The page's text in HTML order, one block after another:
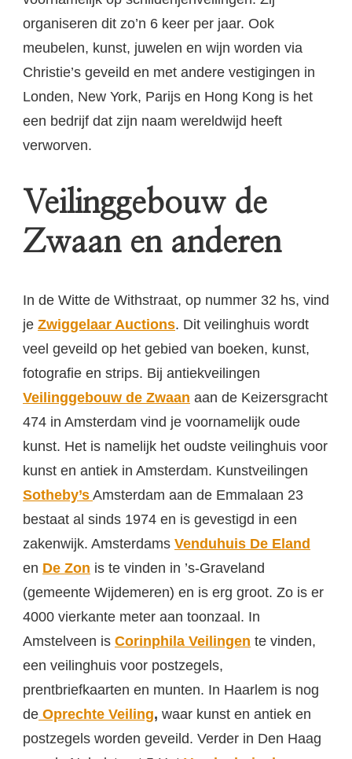
organiseren dit zo’n 6 keer per jaar. Ook
meubelen, kunst, juwelen en wijn worden via
Christie’s geveild en met andere vestigingen in
Londen, New York, Parijs en Hong Kong is het
een bedrijf dat zijn naam wereldwijd heeft
verworven.
Veilinggebouw de
Zwaan en anderen
In de Witte de Withstraat, op nummer 32 hs, vind
je Zwiggelaar Auctions. Dit veilinghuis wordt
veel geveild op het gebied van boeken, kunst,
fotografie en strips. Bij antiekveilingen
Veilinggebouw de Zwaan aan de Keizersgracht
474 in Amsterdam vind je voornamelijk oude
kunst. Het is namelijk het oudste veilinghuis voor
kunst en antiek in Amsterdam. Kunstveilingen
Sotheby’s Amsterdam aan de Emmalaan 23
bestaat al sinds 1974 en is gevestigd in een
zakenwijk. Amsterdams Venduhuis De Eland
en De Zon is te vinden in ’s-Graveland
(gemeente Wijdemeren) en is erg groot. Zo is er
4000 vierkante meter aan toonzaal. In
Amstelveen is Corinphila Veilingen te vinden,
een veilinghuis voor postzegels,
prentbriefkaarten en munten. In Haarlem is nog
de Oprechte Veiling, waar kunst en antiek en
postzegels worden geveild. Verder in Den Haag